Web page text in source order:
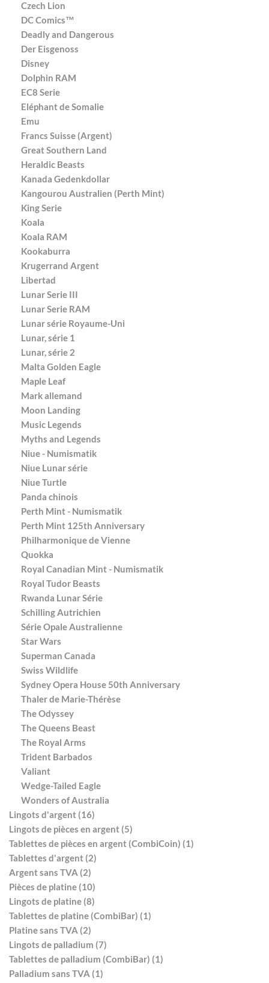
Czech Lion
DC Comics™
Deadly and Dangerous
Der Eisgenoss
Disney
Dolphin RAM
EC8 Serie
Eléphant de Somalie
Emu
Francs Suisse (Argent)
Great Southern Land
Heraldic Beasts
Kanada Gedenkdollar
Kangourou Australien (Perth Mint)
King Serie
Koala
Koala RAM
Kookaburra
Krugerrand Argent
Libertad
Lunar Serie III
Lunar Serie RAM
Lunar série Royaume-Uni
Lunar, série 1
Lunar, série 2
Malta Golden Eagle
Maple Leaf
Mark allemand
Moon Landing
Music Legends
Myths and Legends
Niue - Numismatik
Niue Lunar série
Niue Turtle
Panda chinois
Perth Mint - Numismatik
Perth Mint 125th Anniversary
Philharmonique de Vienne
Quokka
Royal Canadian Mint - Numismatik
Royal Tudor Beasts
Rwanda Lunar Série
Schilling Autrichien
Série Opale Australienne
Star Wars
Superman Canada
Swiss Wildlife
Sydney Opera House 50th Anniversary
Thaler de Marie-Thérèse
The Odyssey
The Queens Beast
The Royal Arms
Trident Barbados
Valiant
Wedge-Tailed Eagle
Wonders of Australia
Lingots d'argent (16)
Lingots de pièces en argent (5)
Tablettes de pièces en argent (CombiCoin) (1)
Tablettes d'argent (2)
Argent sans TVA (2)
Pièces de platine (10)
Lingots de platine (8)
Tablettes de platine (CombiBar) (1)
Platine sans TVA (2)
Lingots de palladium (7)
Tablettes de palladium (CombiBar) (1)
Palladium sans TVA (1)